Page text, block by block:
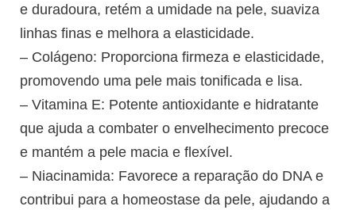
e duradoura, retém a umidade na pele, suaviza
linhas finas e melhora a elasticidade.
– Colágeno: Proporciona firmeza e elasticidade,
promovendo uma pele mais tonificada e lisa.
– Vitamina E: Potente antioxidante e hidratante
que ajuda a combater o envelhecimento precoce
e mantém a pele macia e flexível.
– Niacinamida: Favorece a reparação do DNA e
contribui para a homeostase da pele, ajudando a